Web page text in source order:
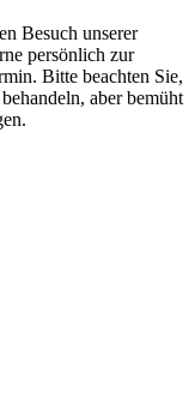
Besuch unserer
persönlich zur
Bitte beachten Sie,
aber bemüht